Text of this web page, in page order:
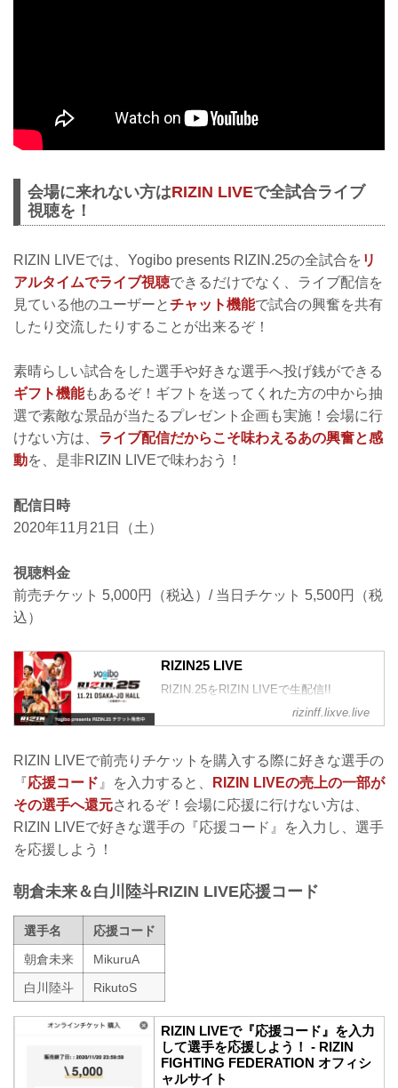
会場に来れない方はRIZIN LIVEで全試合ライブ
視聴を！
RIZIN LIVEでは、Yogibo presents RIZIN.25の全試合を リ
アルタイムでライブ視聴できるだけでなく、ライブ配信を
見ている他のユーザーとチャット機能で試合の興奮を共有
したり交流したりすることが出来るぞ！
素晴らしい試合をした選手や好きな選手へ投げ銭ができる
ギフト機能もあるぞ！ギフトを送ってくれた方の中から抽
選で素敵な景品が当たるプレゼント企画も実施！会場に行
けない方は、 ライブ配信だからこそ味わえるあの興奮と感
動を、是非RIZIN LIVEで味わおう！
配信日時
2020年11月21日（土）
視聴料金
前売チケット 5,000円（税込）/ 当日チケット 5,500円（税
込）
RIZIN25 LIVE
RIZIN.25をRIZIN LIVEで生配信!!
rizinff.lixve.live
RIZIN LIVEで前売りチケットを購入する際に好きな選手の
『応援コード 』を入力すると、
RIZIN LIVEの売上の一部が
その選手へ還元されるぞ！会場に応援に行けない方は、
RIZIN LIVEで好きな選手の『応援コード』を入力し、選手
を応援しよう！
朝倉未来＆白川陸斗RIZIN LIVE応援コード
選手名
応援コード
朝倉未来
MikuruA
白川陸斗
RikutoS
RIZIN LIVEで『応援コード』を入力
して選手を応援しよう！ - RIZIN
FIGHTING FEDERATION オフィシ
ャルサイト